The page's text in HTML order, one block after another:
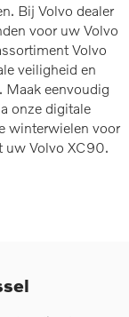
Bij Volvo dealer
voor uw Volvo
Volvo
veiligheid en
Maak eenvoudig
onze digitale
winterwielen voor
uw Volvo XC90.